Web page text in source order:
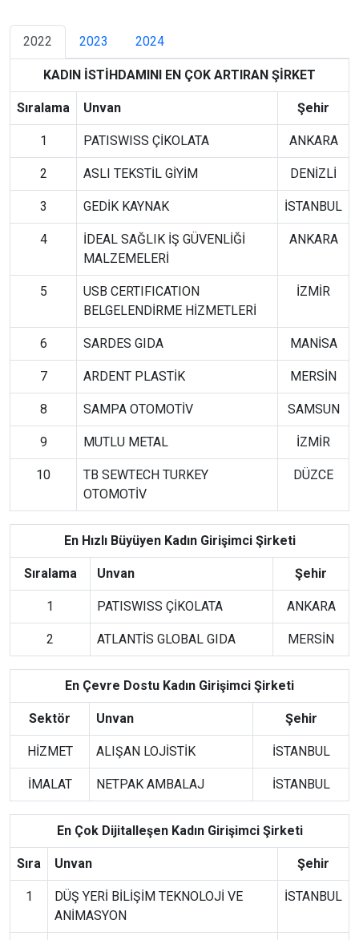
2022 2023 2024
KADIN İSTİHDAMINI EN ÇOK ARTIRAN ŞİRKET
Sıralama Unvan Şehir
1 PATISWISS ÇİKOLATA ANKARA
2 ASLI TEKSTİL GİYİM DENİZLİ
3 GEDİK KAYNAK İSTANBUL
4
İDEAL SAĞLIK İŞ GÜVENLİĞİ
MALZEMELERİ
ANKARA
5
USB CERTIFICATION
BELGELENDİRME HİZMETLERİ
İZMİR
6 SARDES GIDA MANİSA
7 ARDENT PLASTİK MERSİN
8 SAMPA OTOMOTİV SAMSUN
9 MUTLU METAL İZMİR
10
TB SEWTECH TURKEY
OTOMOTİV
DÜZCE
En Hızlı Büyüyen Kadın Girişimci Şirketi
Sıralama Unvan Şehir
1 PATISWISS ÇİKOLATA ANKARA
2 ATLANTİS GLOBAL GIDA MERSİN
En Çevre Dostu Kadın Girişimci Şirketi
Sektör Unvan Şehir
HİZMET ALIŞAN LOJİSTİK İSTANBUL
İMALAT NETPAK AMBALAJ İSTANBUL
En Çok Dijitalleşen Kadın Girişimci Şirketi
Sıra Unvan Şehir
1
DÜŞ YERİ BİLİŞİM TEKNOLOJİ VE
ANİMASYON
İSTANBUL